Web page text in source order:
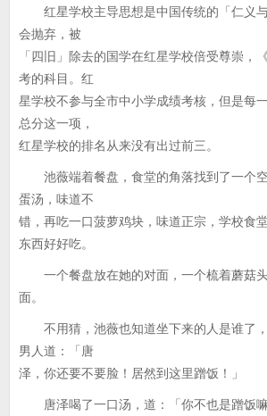
红星学校主导思想是中国传统的「仁义
会抛弃，被
「四旧」除去的国学在红星学校倍受尊崇，
考的科目。红
星学校不参与全市中小学成绩考核，但是每
总分这一项，
红星学校的排名从来没有出过前三。
池薇端着餐盘，食堂的角落找到了一个
蛋汤，味道不
错，再吃一口菠萝鸡块，味道正宗，学校食
东西好好吃。
一个餐盘放在她的对面，一个梳着蘑菇
面。
不用猜，池薇也知道坐下来的人是谁了
男人道：「唐
泽，你还要不要脸！居然到这里蹭饭！」
唐泽喝了一口汤，道：「你不也是蹭饭嘛